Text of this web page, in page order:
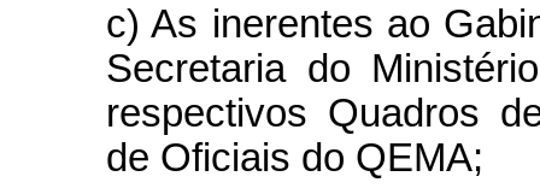
c) As inerentes ao
Secretaria do
respectivos Quadros
de Oficiais do QEMA;